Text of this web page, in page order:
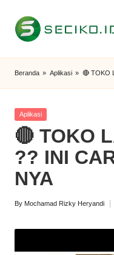
Skip
S
e
c
i
k
o
I
D
Beranda » Aplikasi » 🔴 TOKO
Posted
Aplikasi
🔴 TOKO
?? INI
NYA
Posted
By Mochamad Rizky Heryandi